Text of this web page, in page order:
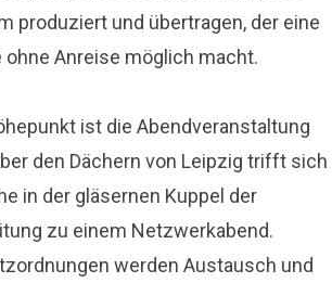
produziert und übertragen, der eine
ohne Anreise möglich macht.
ist die Abendveranstaltung
den Dächern von Leipzig trifft sich
in der gläsernen Kuppel der
zu einem Netzwerkabend.
werden Austausch und